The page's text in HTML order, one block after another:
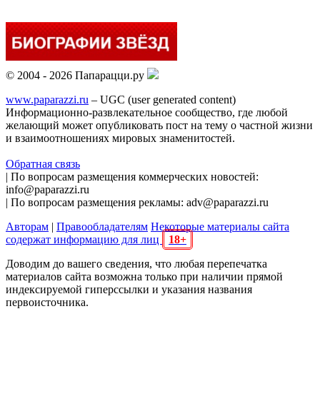
© 2004 - 2026 Папарацци.ру
www.paparazzi.ru – UGC (user generated content)
Информационно-развлекательное сообщество, где любой
желающий может опубликовать пост на тему о частной жизни
и взаимоотношениях мировых знаменитостей.
Обратная связь
| По вопросам размещения коммерческих новостей:
info@paparazzi.ru
| По вопросам размещения рекламы: adv@paparazzi.ru
Авторам | Правообладателям Некоторые материалы сайта
содержат информацию для лиц
18+
Доводим до вашего сведения, что любая перепечатка
материалов сайта возможна только при наличии прямой
индексируемой гиперссылки и указания названия
первоисточника.